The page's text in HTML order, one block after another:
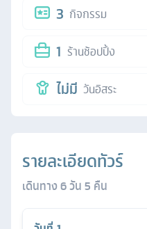
3 กิจกรรม
1 ร้านช้อปปิ้ง
ไม่มี วันอิสระ
รายละเอียดทัวร์
เดินทาง6วัน5 คืน